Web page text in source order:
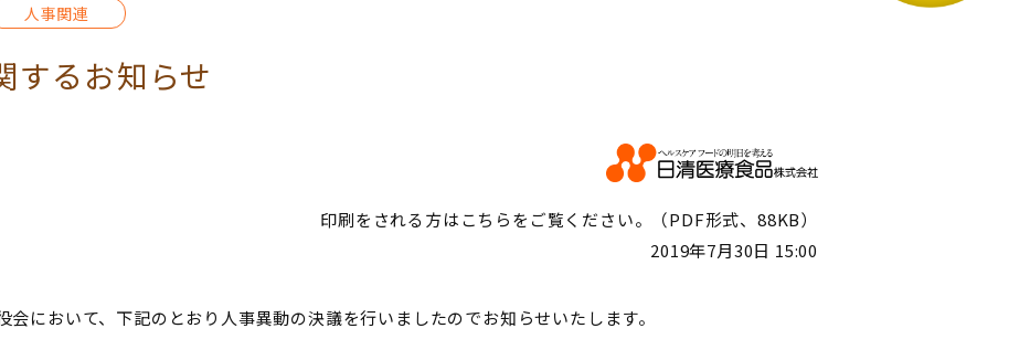
人事関連
するお知らせ
印刷をされる方はこちらをご覧ください。（PDF形式、88KB）
2019年7月30日 15:00
会において、下記のとおり人事異動の決議を行いましたのでお知らせいたします。